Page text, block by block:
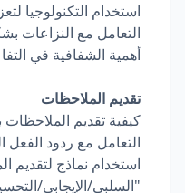
استخدام التكنولوجيا
التعامل مع النزاعات
أهمية الشفافية في
تقديم الملاحظات
كيفية تقديم
التعامل مع ردود الفعل
استخدام نماذج لتقديم
"السلبي/الإيجابي/